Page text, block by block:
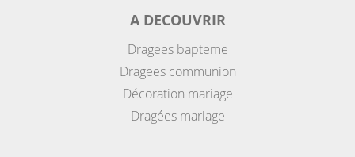
A DECOUVRIR
Dragees bapteme
Dragees communion
Décoration mariage
Dragées mariage